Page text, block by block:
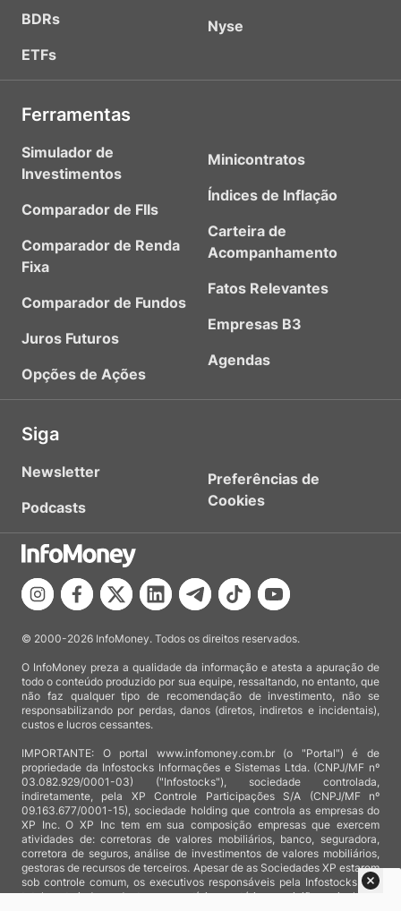
BDRs
ETFs
Nyse
Ferramentas
Simulador de
Investimentos
Comparador de FIIs
Comparador de Renda
Fixa
Comparador de Fundos
Juros Futuros
Opções de Ações
Minicontratos
Índices de Inflação
Carteira de
Acompanhamento
Fatos Relevantes
Empresas B3
Agendas
Siga
Newsletter
Podcasts
Preferências de
Cookies
© 2000-2026 InfoMoney. Todos os direitos reservados.
O InfoMoney preza a qualidade da informação e atesta a apuração de
todo o conteúdo produzido por sua equipe, ressaltando, no entanto, que
não faz qualquer tipo de recomendação de investimento, não se
responsabilizando por perdas, danos (diretos, indiretos e incidentais),
custos e lucros cessantes.
IMPORTANTE: O portal www.infomoney.com.br (o "Portal") é de
propriedade da Infostocks Informações e Sistemas Ltda. (CNPJ/MF nº
03.082.929/0001-03) ("Infostocks"), sociedade controlada,
indiretamente, pela XP Controle Participações S/A (CNPJ/MF nº
09.163.677/0001-15), sociedade holding que controla as empresas do
XP Inc. O XP Inc tem em sua composição empresas que exercem
atividades de: corretoras de valores mobiliários, banco, seguradora,
corretora de seguros, análise de investimentos de valores mobiliários,
gestoras de recursos de terceiros. Apesar de as Sociedades XP estarem
sob controle comum, os executivos responsáveis pela Infostocks são
totalmente independentes e as notícias, matérias e opiniões veiculadas